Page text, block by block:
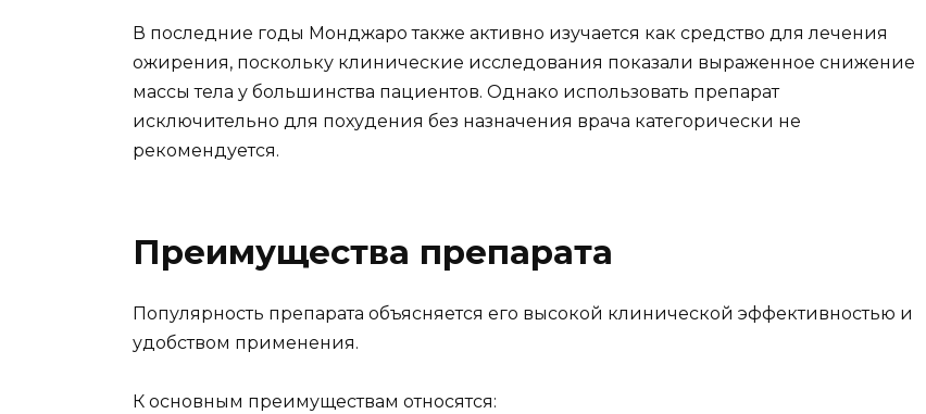
В последние годы Монджаро также активно изучается как средство для лечения
ожирения, поскольку клинические исследования показали выраженное снижение
массы тела у большинства пациентов. Однако использовать препарат
исключительно для похудения без назначения врача категорически не
рекомендуется.
Преимущества препарата
Популярность препарата объясняется его высокой клинической эффективностью и
удобством применения.
К основным преимуществам относятся: